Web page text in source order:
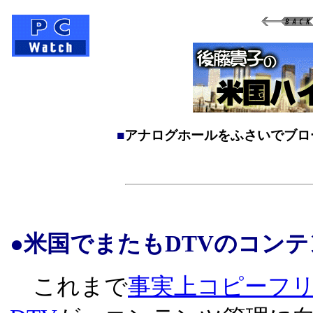
■アナログホールをふさいでブ
●米国でまたもDTVのコン
これまで事実上コピーフ